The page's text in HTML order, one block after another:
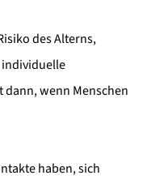
des Alterns,
individuelle
wenn Menschen
haben, sich